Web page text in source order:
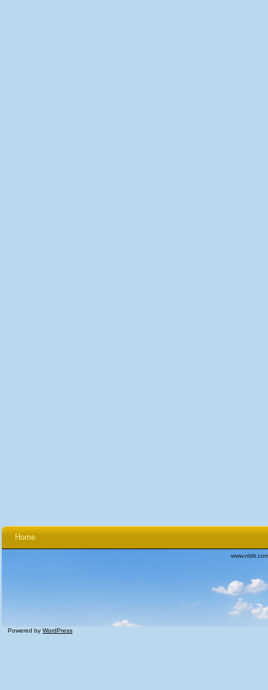
Home
Powered by WordPress